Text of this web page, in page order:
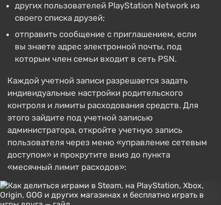
других пользователей PlayStation Network из
своего списка друзей;
отправить сообщение с приглашением, если
вы знаете адрес электронной почты, под
которым член семьи входит в сеть PSN.
Каждой учетной записи разрешается задать
индивидуальные настройки родительского
контроля и лимиты расходования средств. Для
этого зайдите под учетной записью
администратора, откройте учетную запись
пользователя через меню «управление сетевым
доступом» и прокрутите вниз до пункта
«месячный лимит расходов»: